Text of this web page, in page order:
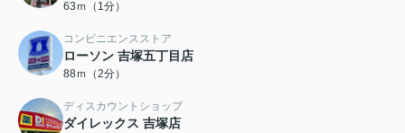
63ｍ（1分）
コンビニエンスストア
ローソン 吉塚五丁目店
88ｍ（2分）
ディスカウントショップ
ダイレックス 吉塚店